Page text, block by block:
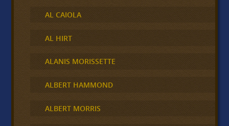
AL CAIOLA
AL HIRT
ALANIS MORISSETTE
ALBERT HAMMOND
ALBERT MORRIS